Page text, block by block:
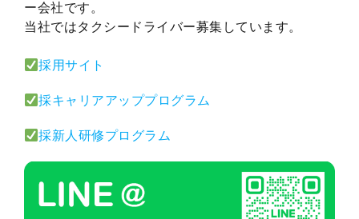
ー会社です。
当社ではタクシードライバー募集しています。
採用サイト
採キャリアアッププログラム
採新人研修プログラム